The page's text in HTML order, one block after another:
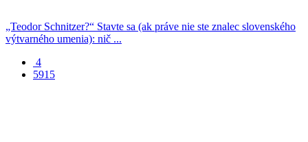
„Teodor Schnitzer?“ Stavte sa (ak práve nie ste znalec slovenského
výtvarného umenia): nič ...
4
5915